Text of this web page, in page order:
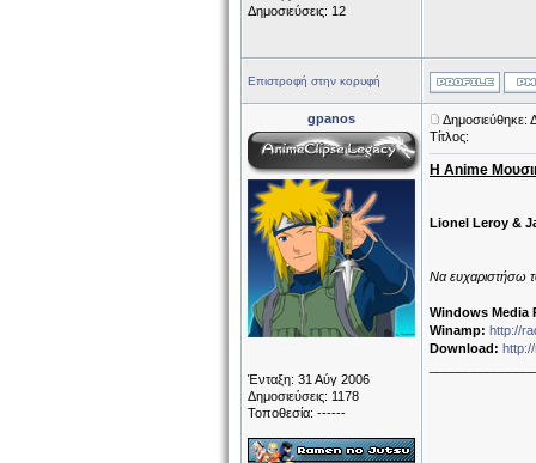
Δημοσιεύσεις: 12
Επιστροφή στην κορυφή
gpanos
Ένταξη: 31 Αύγ 2006
Δημοσιεύσεις: 1178
Τοποθεσία: ------
Δημοσιεύθηκε:
Τίτλος:
Η Anime
Lionel Leroy &
Να ευχαριστήσω
Windows Media
Winamp: http://
Download: